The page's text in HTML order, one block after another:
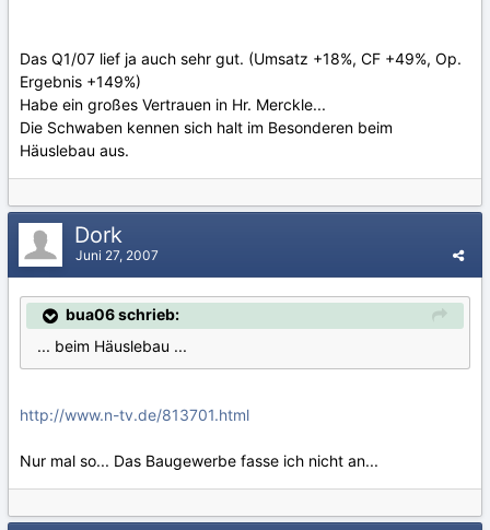
Das Q1/07 lief ja auch sehr gut. (Umsatz +18%, CF +49%, Op.
Ergebnis +149%)
Habe ein großes Vertrauen in Hr. Merckle...
Die Schwaben kennen sich halt im Besonderen beim
Häuslebau aus.
Dork
Juni 27, 2007
bua06 schrieb:
... beim Häuslebau ...
http://www.n-tv.de/813701.html
Nur mal so... Das Baugewerbe fasse ich nicht an...